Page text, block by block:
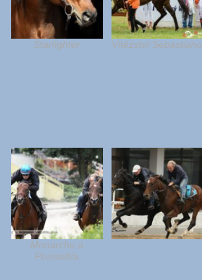
Starfighter Vítězství Sebastiano
Monarcho a
Poinsettia